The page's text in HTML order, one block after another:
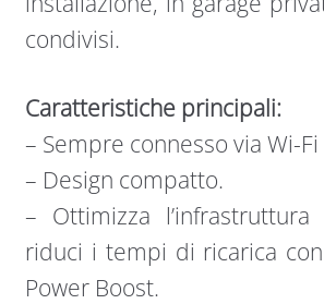
condivisi.
Caratteristiche principali:
– Sempre connesso via Wi-
– Design compatto.
– Ottimizza
riduci i tempi di ricarica
Power Boost.